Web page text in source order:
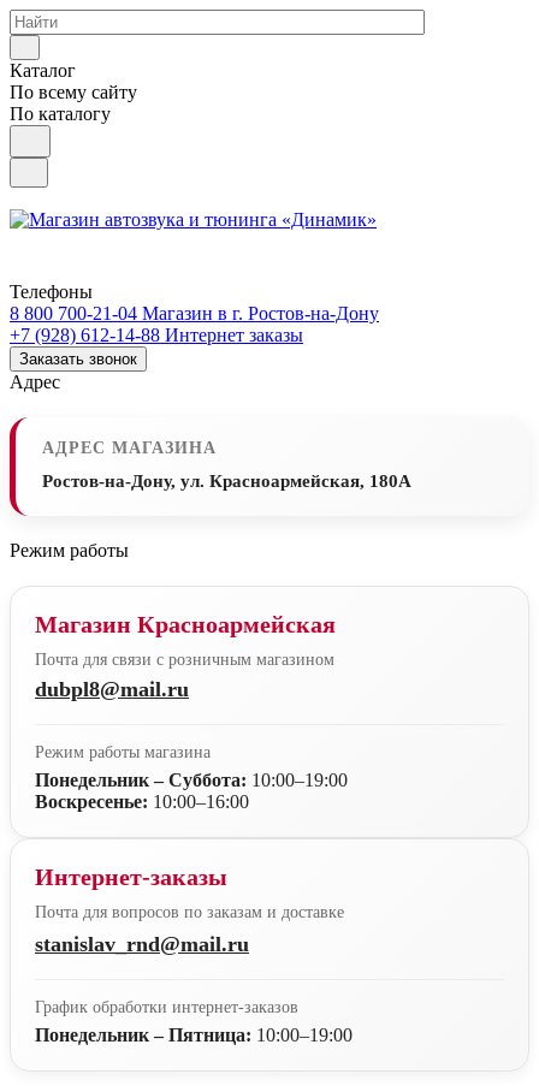
Каталог
По всему сайту
По каталогу
Телефоны
8 800 700-21-04 Магазин в г. Ростов-на-Дону
+7 (928) 612-14-88 Интернет заказы
Заказать звонок
Адрес
АДРЕС МАГАЗИНА
Ростов-на-Дону, ул. Красноармейская, 180А
Режим работы
Магазин Красноармейская
Почта для связи с розничным магазином
dubpl8@mail.ru
Режим работы магазина
Понедельник – Суббота: 10:00–19:00
Воскресенье: 10:00–16:00
Интернет-заказы
Почта для вопросов по заказам и доставке
stanislav_rnd@mail.ru
График обработки интернет-заказов
Понедельник – Пятница: 10:00–19:00